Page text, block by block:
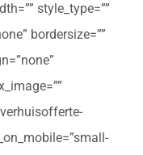
style_type=””
bordersize=””
verhuisofferte-